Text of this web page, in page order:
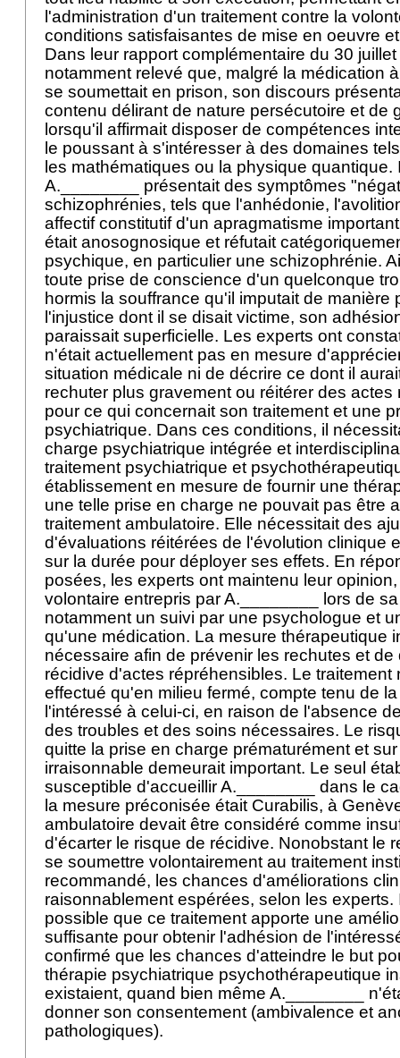
l'administration d'un traitement contre la
conditions satisfaisantes de mise en oeuvre
Dans leur rapport complémentaire du 30
notamment relevé que, malgré la médication
se soumettait en prison, son discours
contenu délirant de nature persécutoire et de
lorsqu'il affirmait disposer de compétences
le poussant à s'intéresser à des domaines
les mathématiques ou la physique quantique.
A.________ présentait des symptômes
schizophrénies, tels que l'anhédonie,
affectif constitutif d'un apragmatisme
était anosognosique et réfutait
psychique, en particulier une schizophrénie.
toute prise de conscience d'un quelconque
hormis la souffrance qu'il imputait de manière
l'injustice dont il se disait victime, son
paraissait superficielle. Les experts ont
n'était actuellement pas en mesure
situation médicale ni de décrire ce dont il
rechuter plus gravement ou réitérer des actes
pour ce qui concernait son traitement et une
psychiatrique. Dans ces conditions, il
charge psychiatrique intégrée et
traitement psychiatrique et
établissement en mesure de fournir une
une telle prise en charge ne pouvait pas être
traitement ambulatoire. Elle nécessitait des
d'évaluations réitérées de l'évolution clinique
sur la durée pour déployer ses effets. En
posées, les experts ont maintenu leur
volontaire entrepris par A.________ lors de
notamment un suivi par une psychologue et
qu'une médication. La mesure thérapeutique
nécessaire afin de prévenir les rechutes et
récidive d'actes répréhensibles. Le traitement
effectué qu'en milieu fermé, compte tenu de
l'intéressé à celui-ci, en raison de l'absence
des troubles et des soins nécessaires. Le
quitte la prise en charge prématurément et
irraisonnable demeurait important. Le seul
susceptible d'accueillir A.________ dans le
la mesure préconisée était Curabilis, à
ambulatoire devait être considéré comme
d'écarter le risque de récidive. Nonobstant le
se soumettre volontairement au traitement
recommandé, les chances d'améliorations
raisonnablement espérées, selon les experts.
possible que ce traitement apporte une
suffisante pour obtenir l'adhésion de
confirmé que les chances d'atteindre le but
thérapie psychiatrique psychothérapeutique
existaient, quand bien même A.________
donner son consentement (ambivalence et
pathologiques).